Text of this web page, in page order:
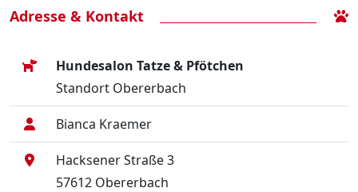
Adresse & Kontakt
Hundesalon Tatze & Pfötchen
Standort Obererbach
Bianca Kraemer
Hacksener Straße 3
57612 Obererbach